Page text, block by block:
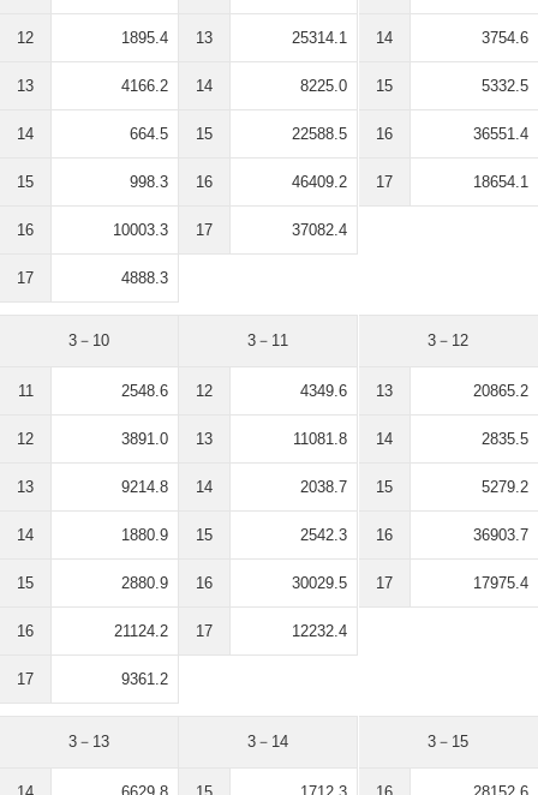
12 1895.4
13 4166.2
14 664.5
15 998.3
16 10003.3
17 4888.3
13 25314.1
14 8225.0
15 22588.5
16 46409.2
17 37082.4
14 3754.6
15 5332.5
16 36551.4
17 18654.1
3－10
11 2548.6
12 3891.0
13 9214.8
14 1880.9
15 2880.9
16 21124.2
17 9361.2
3－11
12 4349.6
13 11081.8
14 2038.7
15 2542.3
16 30029.5
17 12232.4
3－12
13 20865.2
14 2835.5
15 5279.2
16 36903.7
17 17975.4
3－13 3－14 3－15